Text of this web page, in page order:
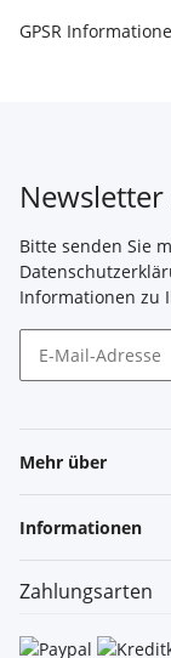
GPSR
Bitte senden Sie
Informationen zu
Mehr über
Informationen
Zahlungsarten